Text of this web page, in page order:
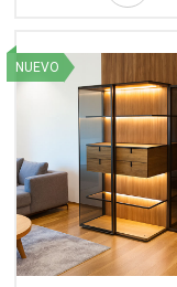
NUEVO